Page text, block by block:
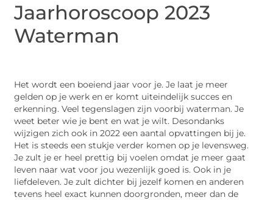
Jaarhoroscoop 2023
Waterman
Het wordt een boeiend jaar voor je. Je laat je meer
gelden op je werk en er komt uiteindelijk succes en
erkenning. Veel tegenslagen zijn voorbij waterman. Je
weet beter wie je bent en wat je wilt. Desondanks
wijzigen zich ook in 2022 een aantal opvattingen bij je.
Het is steeds een stukje verder komen op je levensweg.
Je zult je er heel prettig bij voelen omdat je meer gaat
leven naar wat voor jou wezenlijk goed is. Ook in je
liefdeleven. Je zult dichter bij jezelf komen en anderen
tevens heel exact kunnen doorgronden, meer dan de